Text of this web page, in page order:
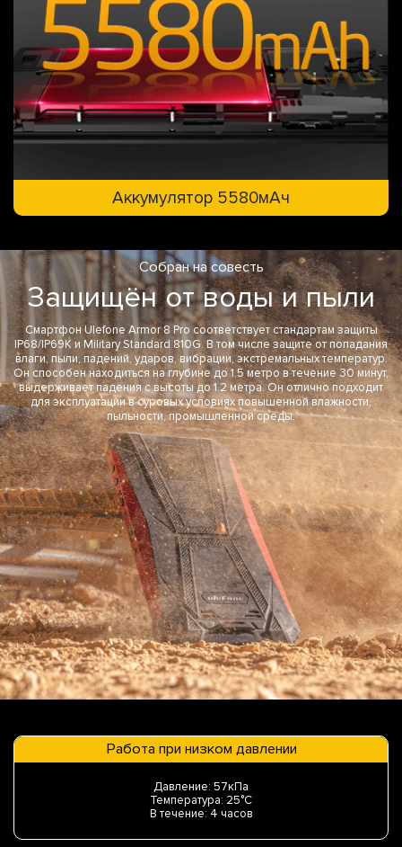
Аккумулятор 5580мАч
Собран на совесть
Защищён от воды и пыли
Смартфон Ulefone Armor 8 Pro соответствует стандартам защиты
IP68/IP69K и Military Standard 810G. В том числе защите от попадания
влаги, пыли, падений, ударов, вибрации, экстремальных температур.
Он способен находиться на глубине до 1.5 метро в течение 30 минут,
выдерживает падения с высоты до 1.2 метра. Он отлично подходит
для эксплуатации в суровых условиях повышенной влажности,
пыльности, промышленной среды.
Работа при низком давлении
Давление: 57кПа
Температура: 25°C
В течение: 4 часов